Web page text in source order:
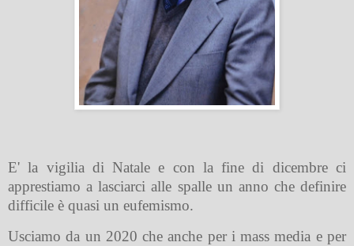
E' la vigilia di Natale e con la fine di dicembre ci
apprestiamo a lasciarci alle spalle un anno che definire
difficile è quasi un eufemismo.
Usciamo da un 2020 che anche per i mass media e per